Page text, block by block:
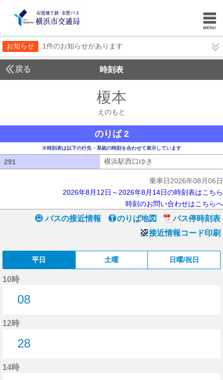
お知らせ 1件のお知らせがあります
戻る 時刻表
榎本
えのもと
のりば 2
※時刻表は以下の行先・系統の時刻を合わせて表示しています
291 横浜駅西口ゆき
乗車日2026年08月06日
2026年8月12日～2026年8月14日の時刻表はこちら
時刻のお問い合わせはこちらへ
バスの接近情報 のりば地図
バス停時刻表
接近情報コード印刷
平日 土曜 日曜/祝日
10時
08
12時
28
14時